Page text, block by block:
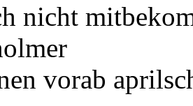
nicht
vorab